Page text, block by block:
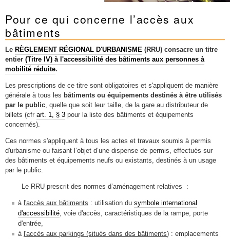
Pour ce qui concerne l’accès aux
bâtiments
Le RÈGLEMENT RÉGIONAL D'URBANISME (RRU) consacre un titre
entier (Titre IV) à l'accessibilité des bâtiments aux personnes à
mobilité réduite.
Les prescriptions de ce titre sont obligatoires et s'appliquent de manière
générale à tous les bâtiments ou équipements destinés à être utilisés
par le public, quelle que soit leur taille, de la gare au distributeur de
billets (cfr art. 1, § 3 pour la liste des bâtiments et équipements
concernés).
Ces normes s'appliquent à tous les actes et travaux soumis à permis
d'urbanisme ou faisant l’objet d’une dispense de permis, effectués sur
des bâtiments et équipements neufs ou existants, destinés à un usage
par le public.
Le RRU prescrit des normes d’aménagement relatives :
à l'accès aux bâtiments : utilisation du symbole international
d'accessibilité , voie d'accès, caractéristiques de la rampe, porte
d'entrée,
à l'accès aux parkings (situés dans des bâtiments) : emplacements